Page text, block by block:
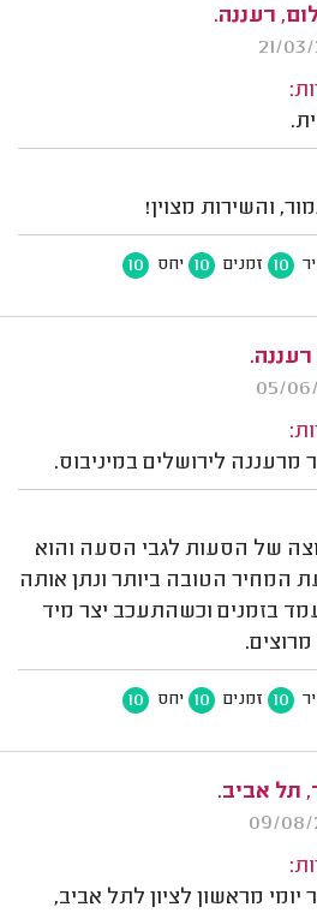
רעננה.
והשירות מצוין!
10 זמנים 10 יחס 10
רעננה.
מרעננה לירושלים במיניבוס.
של הסעות לגבי הסעה והוא
המחיר הטובה ביותר ונתן אותה
בזמנים וכשהתעכב יצר מיד
10 זמנים 10 יחס 10
תל אביב.
מראשון לציון לתל אביב,